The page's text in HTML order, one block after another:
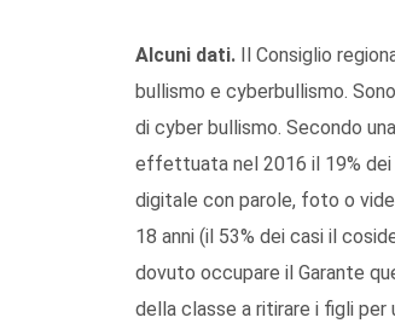
Alcuni dati. Il Consiglio
bullismo e cyberbullismo.
di cyber bullismo. Secondo
effettuata nel 2016 il 19% dei
digitale con parole, foto o
18 anni (il 53% dei casi il
dovuto occupare il Garante
della classe a ritirare i figli per